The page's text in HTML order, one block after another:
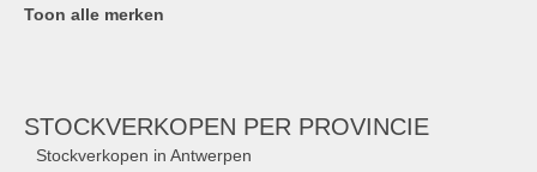
Toon alle merken
STOCKVERKOPEN PER PROVINCIE
Stockverkopen in Antwerpen